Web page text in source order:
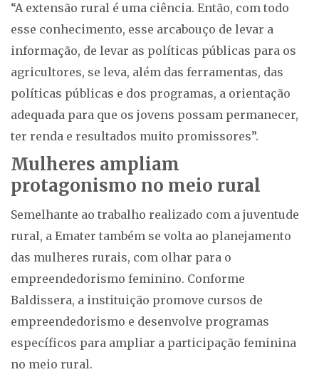
“A extensão rural é uma ciência. Então, com todo
esse conhecimento, esse arcabouço de levar a
informação, de levar as políticas públicas para os
agricultores, se leva, além das ferramentas, das
políticas públicas e dos programas, a orientação
adequada para que os jovens possam permanecer,
ter renda e resultados muito promissores”.
Mulheres ampliam
protagonismo no meio rural
Semelhante ao trabalho realizado com a juventude
rural, a Emater também se volta ao planejamento
das mulheres rurais, com olhar para o
empreendedorismo feminino. Conforme
Baldissera, a instituição promove cursos de
empreendedorismo e desenvolve programas
específicos para ampliar a participação feminina
no meio rural.